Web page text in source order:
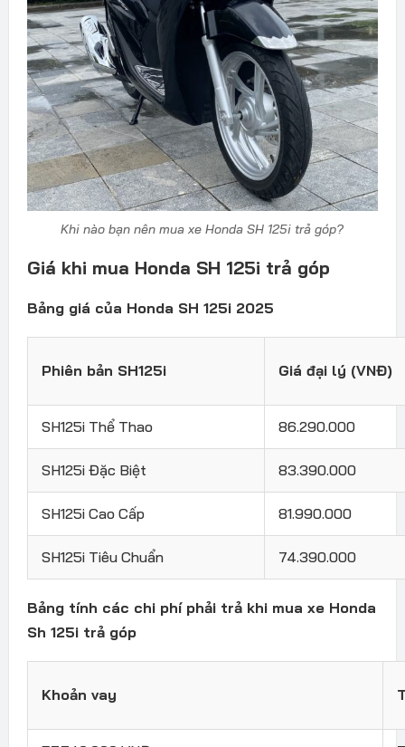
Khi nào bạn nên mua xe Honda SH 125i trả góp?
Giá khi mua Honda SH 125i trả góp
Bảng giá của Honda SH 125i 2025
Phiên bản SH125i Giá đại lý (VNĐ)
SH125i Thể Thao 86.290.000
SH125i Đặc Biệt 83.390.000
SH125i Cao Cấp 81.990.000
SH125i Tiêu Chuẩn 74.390.000
Bảng tính các chi phí phải trả khi mua xe Honda
Sh 125i trả góp
Khoản vay